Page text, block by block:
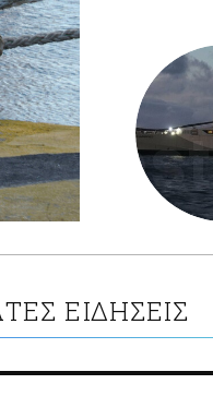
ΕΙΔΗΣΕΙΣ